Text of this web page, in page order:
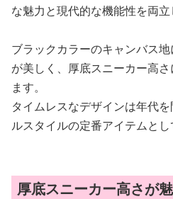
な魅力と現代的な機能性を両立
ブラックカラーのキャンバス
が美しく、厚底スニーカー高
ます。
タイムレスなデザインは年代
ルスタイルの定番アイテムとし
厚底スニーカー高さが